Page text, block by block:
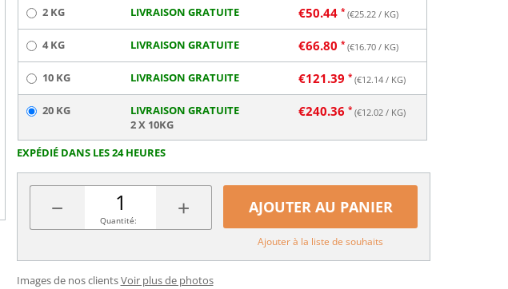
2 KG LIVRAISON GRATUITE €50.44 (€25.22/ KG)
4 KG LIVRAISON GRATUITE €66.80 (€16.70/ KG)
10 KG LIVRAISON GRATUITE €121.39 (€12.14/ KG)
20 KG
LIVRAISON GRATUITE
2 X 10KG
€240.36 (€12.02/ KG)
EXPÉDIÉ DANS LES 24 HEURES
− +
Quantité:
AJOUTER AU PANIER
Ajouter à la liste de souhaits
Images de nos clientsVoir plus de photos